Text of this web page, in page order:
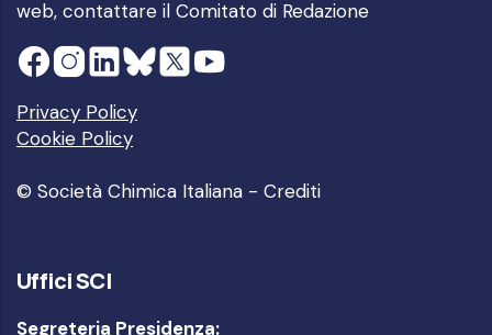
web, contattare il Comitato di Redazione
Privacy Policy
Cookie Policy
© Società Chimica Italiana - Crediti
Uffici SCI
Segreteria Presidenza: